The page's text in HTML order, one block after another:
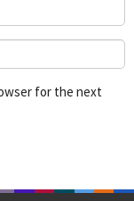
for the next